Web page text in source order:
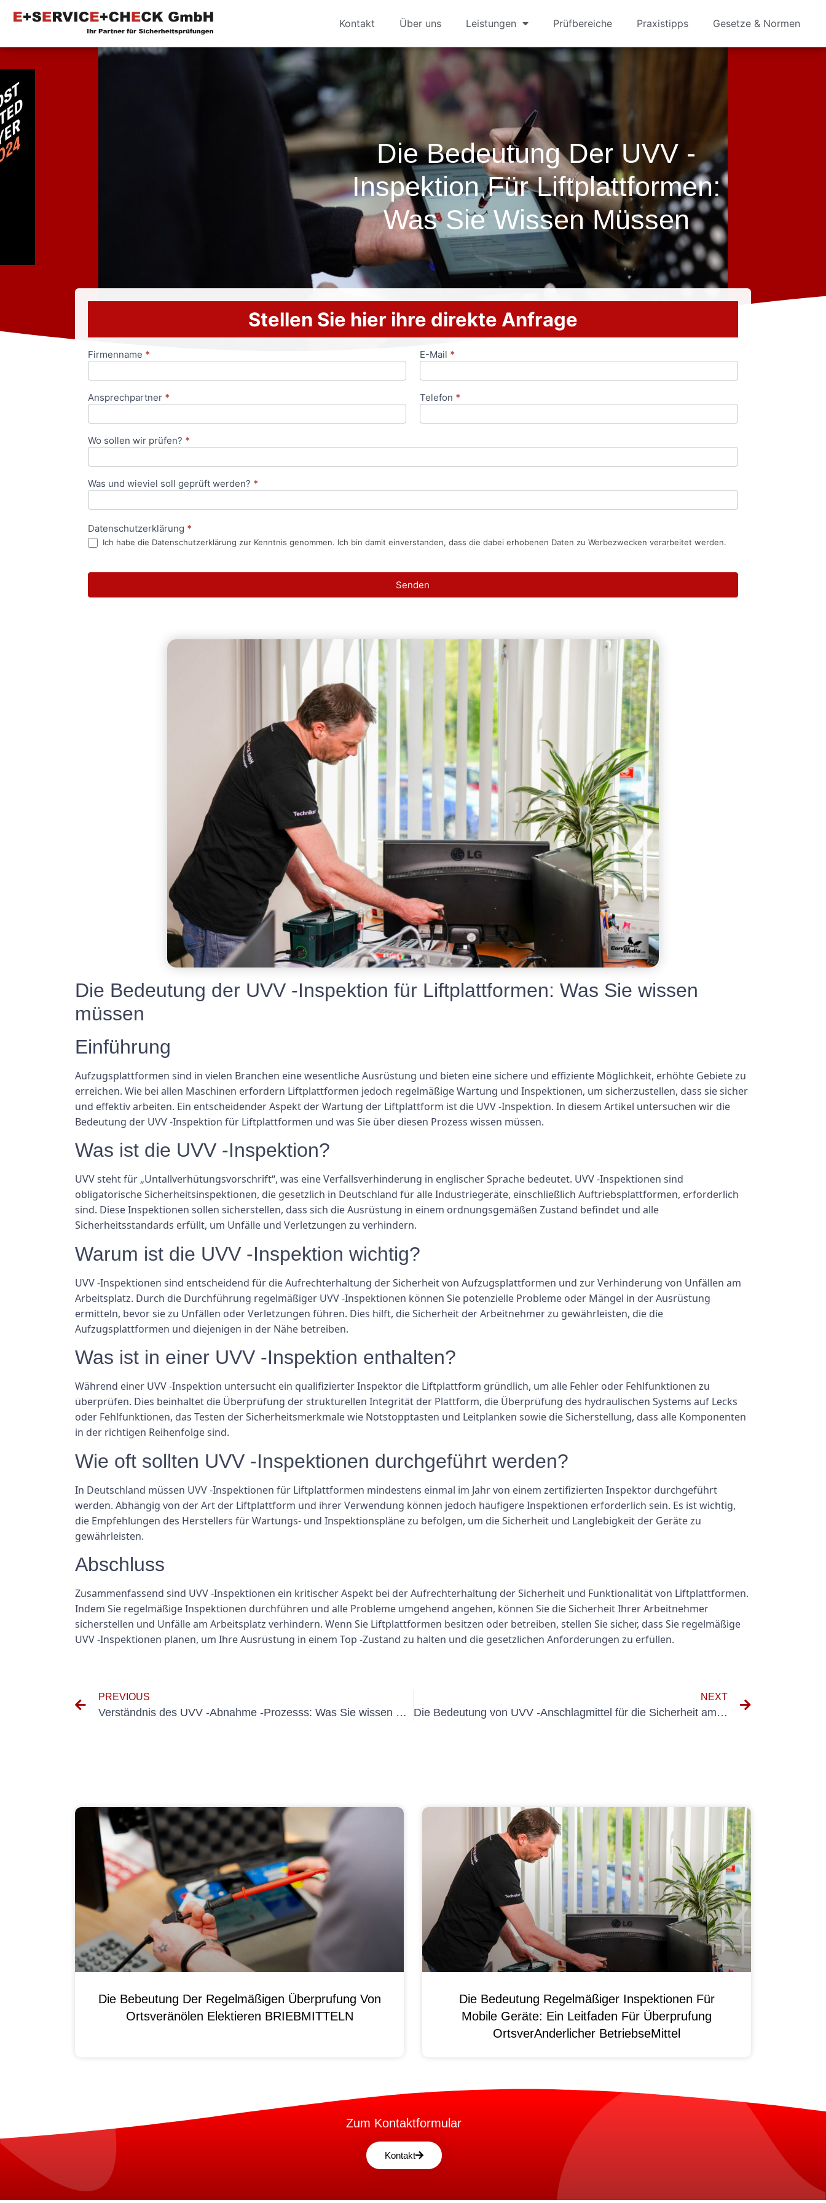
Kontakt Über uns Leistungen Prüfbereiche Praxistipps Gesetze & Normen
Die Bedeutung Der UVV -
Inspektion Für Liftplattformen:
Was Sie Wissen Müssen
Stellen Sie hier ihre direkte Anfrage
Anfrageformular
Firmenname * E-Mail *
Ansprechpartner * Telefon *
Wo sollen wir prüfen? *
Was und wieviel soll geprüft werden? *
Datenschutzerklärung *
Ich habe die Datenschutzerklärung zur Kenntnis genommen. Ich bin damit einverstanden, dass die dabei erhobenen Daten zu Werbezwecken verarbeitet werden.
Senden
Die Bedeutung der UVV -Inspektion für Liftplattformen: Was Sie wissen
müssen
Einführung
Aufzugsplattformen sind in vielen Branchen eine wesentliche Ausrüstung und bieten eine sichere und effiziente Möglichkeit, erhöhte Gebiete zu
erreichen. Wie bei allen Maschinen erfordern Liftplattformen jedoch regelmäßige Wartung und Inspektionen, um sicherzustellen, dass sie sicher
und effektiv arbeiten. Ein entscheidender Aspekt der Wartung der Liftplattform ist die UVV -Inspektion. In diesem Artikel untersuchen wir die
Bedeutung der UVV -Inspektion für Liftplattformen und was Sie über diesen Prozess wissen müssen.
Was ist die UVV -Inspektion?
UVV steht für „Untallverhütungsvorschrift“, was eine Verfallsverhinderung in englischer Sprache bedeutet. UVV -Inspektionen sind
obligatorische Sicherheitsinspektionen, die gesetzlich in Deutschland für alle Industriegeräte, einschließlich Auftriebsplattformen, erforderlich
sind. Diese Inspektionen sollen sicherstellen, dass sich die Ausrüstung in einem ordnungsgemäßen Zustand befindet und alle
Sicherheitsstandards erfüllt, um Unfälle und Verletzungen zu verhindern.
Warum ist die UVV -Inspektion wichtig?
UVV -Inspektionen sind entscheidend für die Aufrechterhaltung der Sicherheit von Aufzugsplattformen und zur Verhinderung von Unfällen am
Arbeitsplatz. Durch die Durchführung regelmäßiger UVV -Inspektionen können Sie potenzielle Probleme oder Mängel in der Ausrüstung
ermitteln, bevor sie zu Unfällen oder Verletzungen führen. Dies hilft, die Sicherheit der Arbeitnehmer zu gewährleisten, die die
Aufzugsplattformen und diejenigen in der Nähe betreiben.
Was ist in einer UVV -Inspektion enthalten?
Während einer UVV -Inspektion untersucht ein qualifizierter Inspektor die Liftplattform gründlich, um alle Fehler oder Fehlfunktionen zu
überprüfen. Dies beinhaltet die Überprüfung der strukturellen Integrität der Plattform, die Überprüfung des hydraulischen Systems auf Lecks
oder Fehlfunktionen, das Testen der Sicherheitsmerkmale wie Notstopptasten und Leitplanken sowie die Sicherstellung, dass alle Komponenten
in der richtigen Reihenfolge sind.
Wie oft sollten UVV -Inspektionen durchgeführt werden?
In Deutschland müssen UVV -Inspektionen für Liftplattformen mindestens einmal im Jahr von einem zertifizierten Inspektor durchgeführt
werden. Abhängig von der Art der Liftplattform und ihrer Verwendung können jedoch häufigere Inspektionen erforderlich sein. Es ist wichtig,
die Empfehlungen des Herstellers für Wartungs- und Inspektionspläne zu befolgen, um die Sicherheit und Langlebigkeit der Geräte zu
gewährleisten.
Abschluss
Zusammenfassend sind UVV -Inspektionen ein kritischer Aspekt bei der Aufrechterhaltung der Sicherheit und Funktionalität von Liftplattformen.
Indem Sie regelmäßige Inspektionen durchführen und alle Probleme umgehend angehen, können Sie die Sicherheit Ihrer Arbeitnehmer
sicherstellen und Unfälle am Arbeitsplatz verhindern. Wenn Sie Liftplattformen besitzen oder betreiben, stellen Sie sicher, dass Sie regelmäßige
UVV -Inspektionen planen, um Ihre Ausrüstung in einem Top -Zustand zu halten und die gesetzlichen Anforderungen zu erfüllen.
PREVIOUS
Verständnis des UVV -Abnahme -Prozesss: Was Sie wissen müssen
NEXT
Die Bedeutung von UVV -Anschlagmittel für die Sicherheit am Arbeitsplatz
Die Bebeutung Der Regelmäßigen Überprufung Von
Ortsveränölen Elektieren BRIEBMITTELN
Die Bedeutung Regelmäßiger Inspektionen Für
Mobile Geräte: Ein Leitfaden Für Überprufung
OrtsverAnderlicher BetriebseMittel
Zum Kontaktformular
Kontakt